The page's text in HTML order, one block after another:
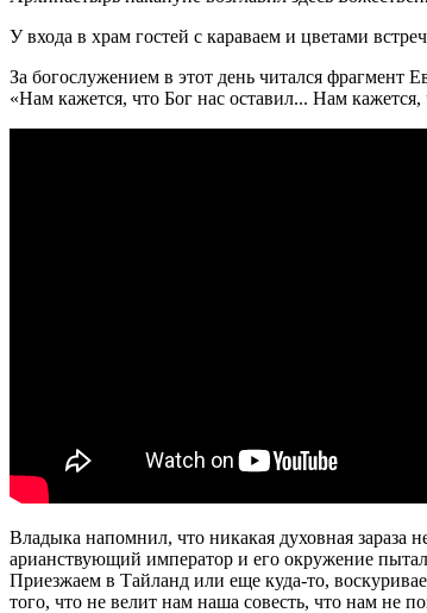
У входа в храм гостей с караваем и цветами
За богослужением в этот день читался фрагмент
«Нам кажется, что Бог нас оставил... Нам
Владыка напомнил, что никакая духовная
арианствующий император и его окружение
Приезжаем в Тайланд или еще куда-то,
того, что не велит нам наша совесть, что нам не